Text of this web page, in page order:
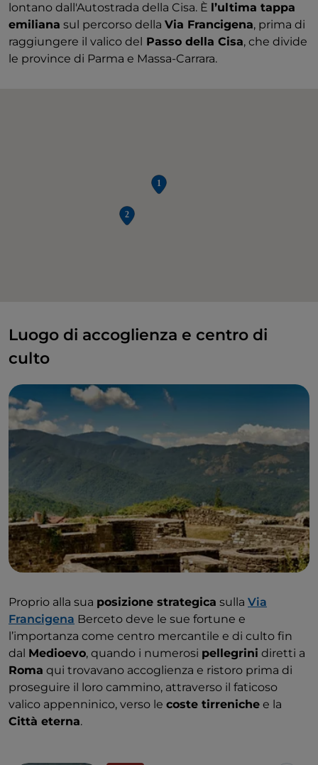
lontano dall'Autostrada della Cisa. È l’ultima tappa
emiliana sul percorso della Via Francigena, prima di
raggiungere il valico del Passo della Cisa, che divide
le province di Parma e Massa-Carrara.
Luogo di accoglienza e centro di
culto
Proprio alla sua posizione strategica sulla Via
Francigena Berceto deve le sue fortune e
l’importanza come centro mercantile e di culto fin
dal Medioevo, quando i numerosi pellegrini diretti a
Roma qui trovavano accoglienza e ristoro prima di
proseguire il loro cammino, attraverso il faticoso
valico appenninico, verso le coste tirreniche e la
Città eterna.